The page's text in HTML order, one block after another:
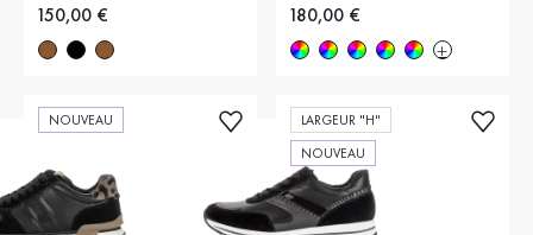
Nouveau prix
150,00 € Nouveau prix
180,00 €
NOUVEAU LARGEUR "H"
NOUVEAU